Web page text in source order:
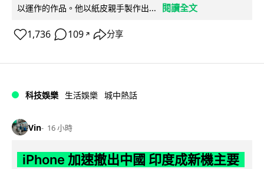
以運作的作品。他以紙皮親手製作出...
閱讀全文
1,736 109 ↗ 分享
科技娛樂 生活娛樂 城中熱話
Vin 16 小時
iPhone 加速撤出中國 印度成新機主要